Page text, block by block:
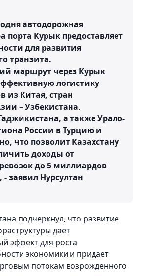
автодорожная
порта Курык предоставляет
для развития
транзита.
маршрут через Курык
логистику
из Китая, стран
– Узбекистана,
а также Урало-
России в Турцию и
что позволит Казахстану
доходы от
до 5 миллиардов
- заявил Нурсултан
подчеркнул, что развитие
дает
эффект для роста
экономики и придает
потокам возрожденного